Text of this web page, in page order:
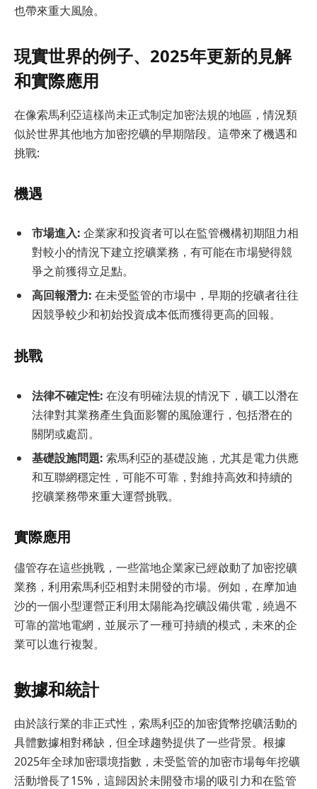
也帶來重大風險。
現實世界的例子、2025年更新的見解
和實際應用
在像索馬利亞這樣尚未正式制定加密法規的地區，情況類
似於世界其他地方加密挖礦的早期階段。這帶來了機遇和
挑戰:
機遇
市場進入: 企業家和投資者可以在監管機構初期阻力相
對較小的情況下建立挖礦業務，有可能在市場變得競
爭之前獲得立足點。
高回報潛力: 在未受監管的市場中，早期的挖礦者往往
因競爭較少和初始投資成本低而獲得更高的回報。
挑戰
法律不確定性: 在沒有明確法規的情況下，礦工以潛在
法律對其業務產生負面影響的風險運行，包括潛在的
關閉或處罰。
基礎設施問題: 索馬利亞的基礎設施，尤其是電力供應
和互聯網穩定性，可能不可靠，對維持高效和持續的
挖礦業務帶來重大運營挑戰。
實際應用
儘管存在這些挑戰，一些當地企業家已經啟動了加密挖礦
業務，利用索馬利亞相對未開發的市場。例如，在摩加迪
沙的一個小型運營正利用太陽能為挖礦設備供電，繞過不
可靠的當地電網，並展示了一種可持續的模式，未來的企
業可以進行複製。
數據和統計
由於該行業的非正式性，索馬利亞的加密貨幣挖礦活動的
具體數據相對稀缺，但全球趨勢提供了一些背景。根據
2025年全球加密環境指數，未受監管的加密市場每年挖礦
活動增長了15%，這歸因於未開發市場的吸引力和在監管